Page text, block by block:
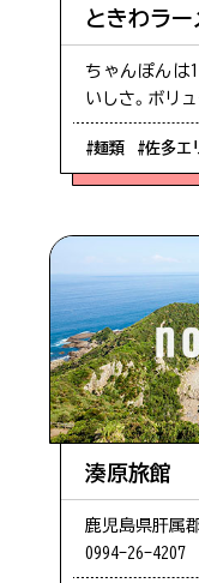
ときわラー
ちゃんぽんは
いしさ。ボリ
#麺類 #佐多エ
湊原旅館
鹿児島県肝属
0994-26-4207